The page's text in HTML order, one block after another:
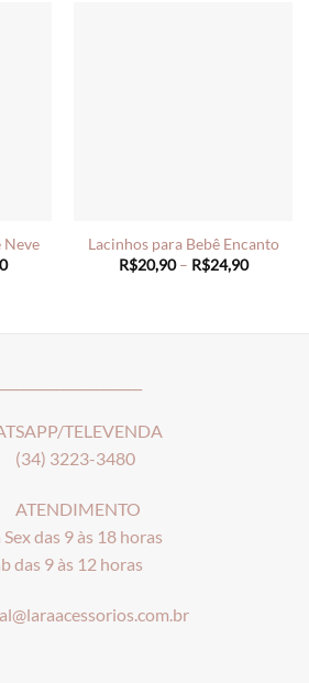
Neve
Price
Lacinhos para Bebê Encanto
R$20,90 – R$24,90Price
TELEVENDA
(34) 3223-3480
Sex das 9 às 18 horas
das 9 às 12 horas